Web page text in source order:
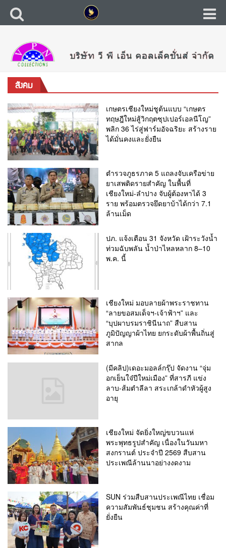
สังคม
เกษตรเชียงใหม่ชูต้นแบบ “เกษตร
ทฤษฎีใหม่สู้วิกฤตซุปเปอร์เอลนีโญ”
พลิก 36 ไร่สู่ฟาร์มอัจฉริยะ สร้างราย
ได้มั่นคงและยั่งยืน
ตำรวจภูธรภาค 5 แถลงจับเครือข่าย
ยาเสพติดรายสำคัญ ในพื้นที่
เชียงใหม่-ลำปาง จับผู้ต้องหาได้ 3
ราย พร้อมตรวจยึดยาบ้าได้กว่า 7.1
ล้านเม็ด
ปภ. แจ้งเตือน 31 จังหวัด เฝ้าระวังน้ำ
ท่วมฉับพลัน น้ำป่าไหลหลาก 8–10
พ.ค. นี้
เชียงใหม่ มอบลายผ้าพระราชทาน
“ลายขอสมเด็จฯ-เจ้าฟ้าฯ” และ
“บุปผาบรมราชินีนาถ” สืบสาน
ภูมิปัญญาผ้าไทย ยกระดับผ้าพื้นถิ่นสู่
สากล
(มีคลิป)เดอะมอลล์กรุ๊ป จัดงาน “จุ่ม
อกเย็นใจ๋ปีใหม่เมือง” ที่สารภี แข่ง
ลาบ-ส้มตำลีลา สระเกล้าดำหัวผู้สูง
อายุ
เชียงใหม่ จัดยิ่งใหญ่ขบวนแห่
พระพุทธรูปสำคัญ เนื่องในวันมหา
สงกรานต์ ประจำปี 2569 สืบสาน
ประเพณีล้านนาอย่างงดงาม
SUN ร่วมสืบสานประเพณีไทย เชื่อม
ความสัมพันธ์ชุมชน สร้างคุณค่าที่
ยั่งยืน